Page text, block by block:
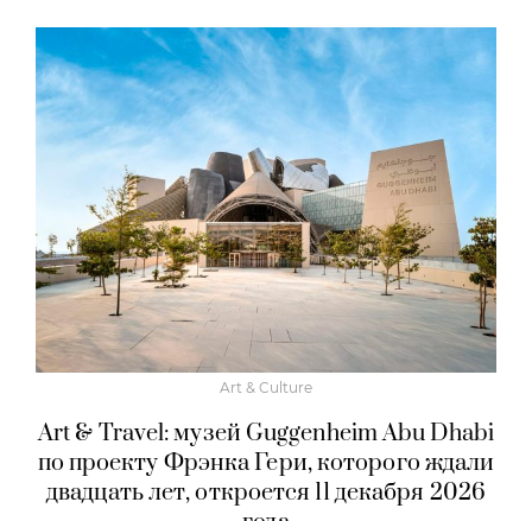
Art & Culture
Art & Travel: музей Guggenheim Abu Dhabi
по проекту Фрэнка Гери, которого ждали
двадцать лет, откроется 11 декабря 2026